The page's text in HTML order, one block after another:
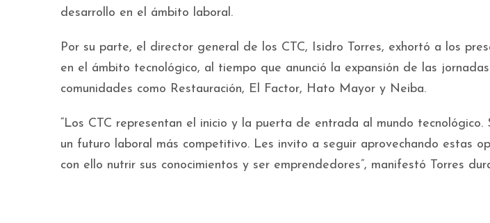
desarrollo en el ámbito laboral.
Por su parte, el director general de los CTC, Isidro Torres, exhortó a los
en el ámbito tecnológico, al tiempo que anunció la expansión de las
comunidades como Restauración, El Factor, Hato Mayor y Neiba.
“Los CTC representan el inicio y la puerta de entrada al mundo
un futuro laboral más competitivo. Les invito a seguir aprovechando estas
con ello nutrir sus conocimientos y ser emprendedores”, manifestó Torres